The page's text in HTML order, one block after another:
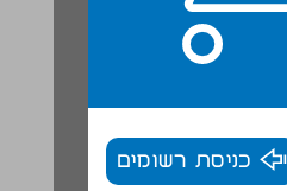
כניסת רשומים